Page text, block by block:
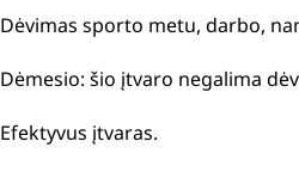
Dėvimas sporto metu, darbo,
Dėmesio: šio įtvaro negalima
Efektyvus įtvaras.